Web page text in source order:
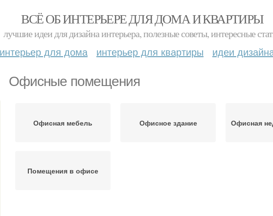
ВСЁ ОБ ИНТЕРЬЕРЕ ДЛЯ ДОМА И КВАРТИРЫ
лучшие идеи для дизайна интерьера, полезные советы, интересные
интерьер для дома интерьер для квартиры идеи
Офисные помещения
Офисная мебель Офисное здание Офисная
Помещения в офисе